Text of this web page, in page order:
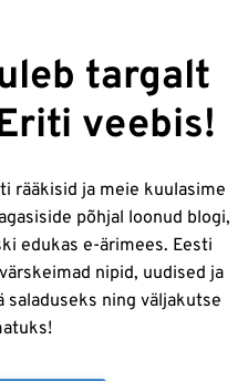
targalt
veebis!
rääkisid ja meie kuulasime
põhjal loonud blogi,
edukas e-ärimees. Eesti
nipid, uudised ja
saladuseks ning väljakutse